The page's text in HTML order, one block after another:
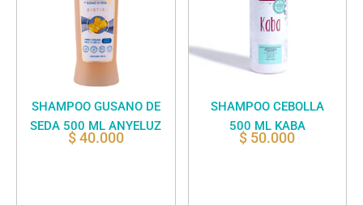
SHAMPOO GUSANO DE
SEDA 500 ML ANYELUZ
$40.000
SHAMPOO CEBOLLA
500 ML KABA
$ 50.000